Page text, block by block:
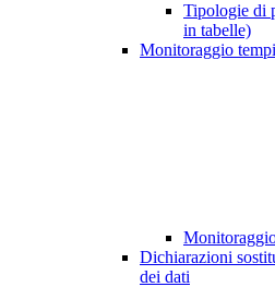
Tipologie di
in tabelle)
Monitoraggio
Dichiarazioni
dei dati